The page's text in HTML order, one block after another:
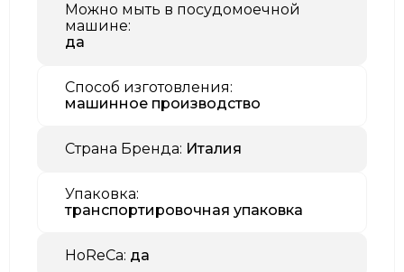
Можно мыть в посудомоечной
машине:
да
Способ изготовления:
машинное производство
Страна Бренда: Италия
Упаковка:
транспортировочная упаковка
HoReCa: да